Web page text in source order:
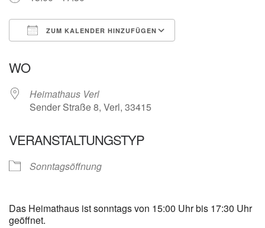
ZUM KALENDER HINZUFÜGEN
WO
Heimathaus Verl
Sender Straße 8, Verl, 33415
VERANSTALTUNGSTYP
Sonntagsöffnung
Das Heimathaus ist sonntags von 15:00 Uhr bis 17:30 Uhr
geöffnet.